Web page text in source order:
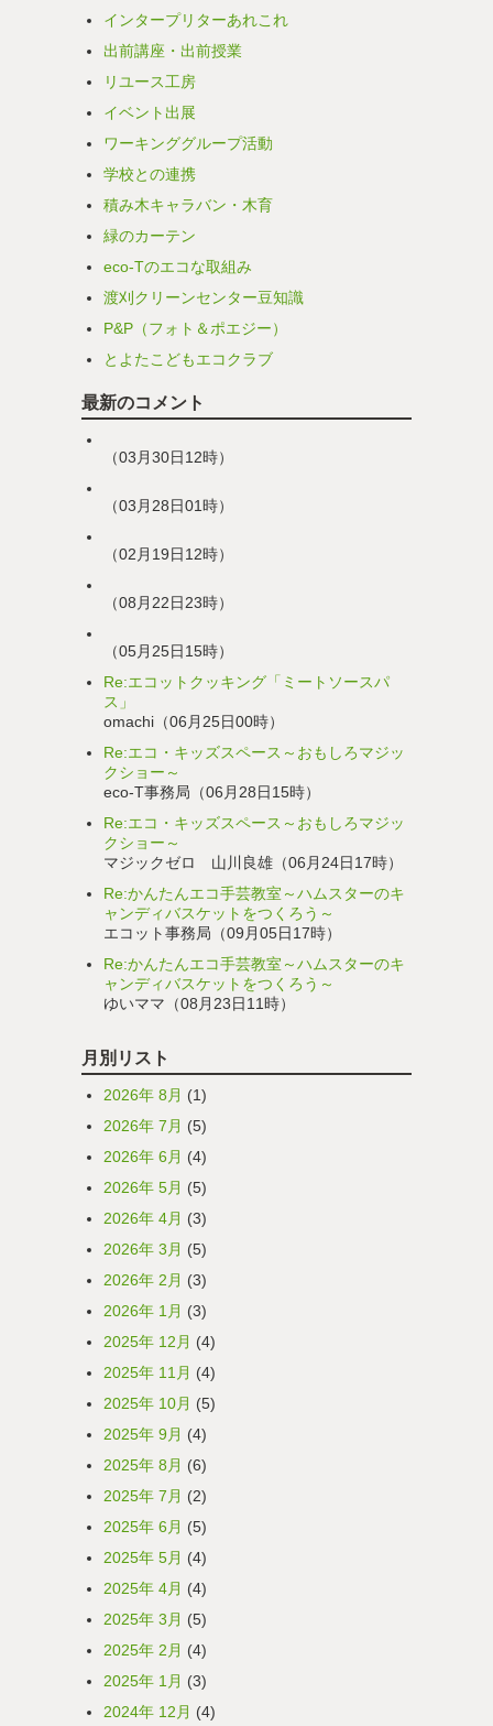
インタープリターあれこれ
出前講座・出前授業
リユース工房
イベント出展
ワーキンググループ活動
学校との連携
積み木キャラバン・木育
緑のカーテン
eco-Tのエコな取組み
渡刈クリーンセンター豆知識
P&P（フォト＆ポエジー）
とよたこどもエコクラブ
最新のコメント
（03月30日12時）
（03月28日01時）
（02月19日12時）
（08月22日23時）
（05月25日15時）
Re:エコットクッキング「ミートソースパ
ス」
omachi（06月25日00時）
Re:エコ・キッズスペース～おもしろマジッ
クショー～
eco-T事務局（06月28日15時）
Re:エコ・キッズスペース～おもしろマジッ
クショー～
マジックゼロ 山川良雄（06月24日17時）
Re:かんたんエコ手芸教室～ハムスターのキ
ャンディバスケットをつくろう～
エコット事務局（09月05日17時）
Re:かんたんエコ手芸教室～ハムスターのキ
ャンディバスケットをつくろう～
ゆいママ（08月23日11時）
月別リスト
2026年 8月 (1)
2026年 7月 (5)
2026年 6月 (4)
2026年 5月 (5)
2026年 4月 (3)
2026年 3月 (5)
2026年 2月 (3)
2026年 1月 (3)
2025年 12月 (4)
2025年 11月 (4)
2025年 10月 (5)
2025年 9月 (4)
2025年 8月 (6)
2025年 7月 (2)
2025年 6月 (5)
2025年 5月 (4)
2025年 4月 (4)
2025年 3月 (5)
2025年 2月 (4)
2025年 1月 (3)
2024年 12月 (4)